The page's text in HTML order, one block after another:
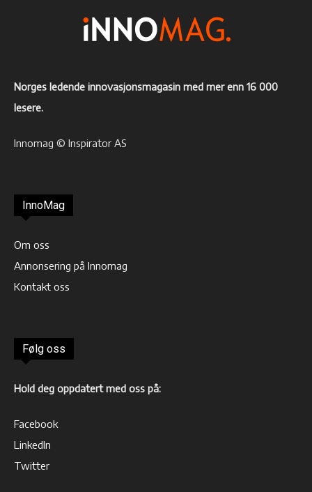
Norges ledende innovasjonsmagasin med mer enn 16 000
lesere.
Innomag © Inspirator AS
InnoMag
Om oss
Annonsering på Innomag
Kontakt oss
Følg oss
Hold deg oppdatert med oss på:
Facebook
LinkedIn
Twitter